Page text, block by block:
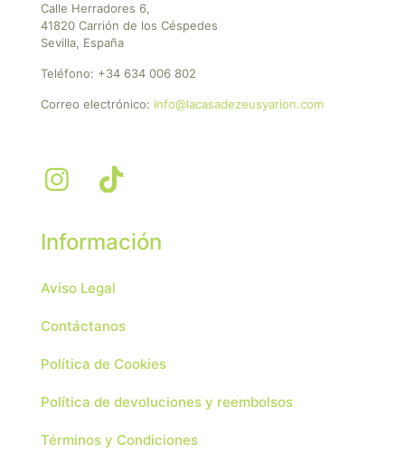
Calle Herradores 6,
41820 Carrión de los Céspedes
Sevilla, España
Teléfono: +34 634 006 802
Correo electrónico: info@lacasadezeusyarion.com
Información
Aviso Legal
Contáctanos
Política de Cookies
Política de devoluciones y reembolsos
Términos y Condiciones